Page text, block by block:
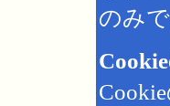
のみ